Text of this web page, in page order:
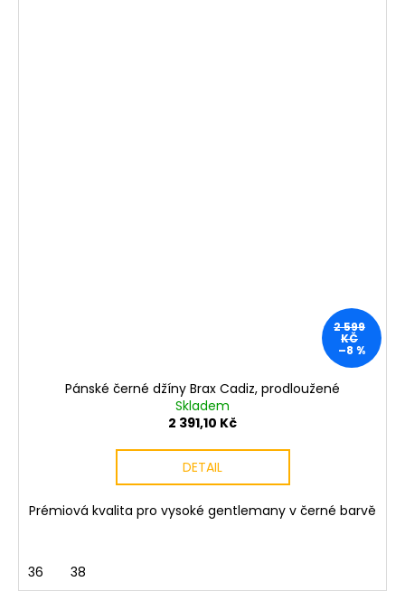
2 599
KČ
–8 %
Pánské černé džíny Brax Cadiz, prodloužené
Skladem
2 391,10 Kč
DETAIL
Prémiová kvalita pro vysoké gentlemany v černé barvě
36 38